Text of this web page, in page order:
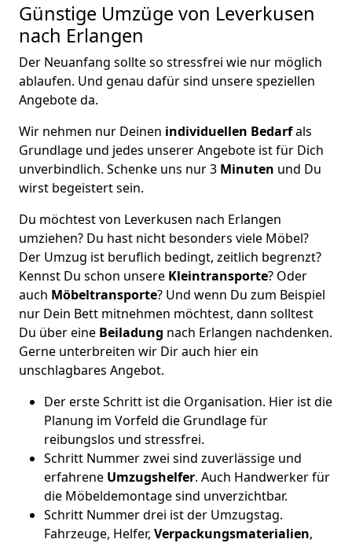
Günstige Umzüge von Leverkusen
nach Erlangen
Der Neuanfang sollte so stressfrei wie nur möglich
ablaufen. Und genau dafür sind unsere speziellen
Angebote da.
Wir nehmen nur Deinen individuellen Bedarfals
Grundlage und jedes unserer Angebote ist für Dich
unverbindlich. Schenke uns nur 3 Minuten und Du
wirst begeistert sein.
Du möchtest von Leverkusen nach Erlangen
umziehen? Du hast nicht besonders viele Möbel?
Der Umzug ist beruflich bedingt, zeitlich begrenzt?
Kennst Du schon unsere Kleintransporte? Oder
auch Möbeltransporte? Und wenn Du zum Beispiel
nur Dein Bett mitnehmen möchtest, dann solltest
Du über eine Beiladung nach Erlangen nachdenken.
Gerne unterbreiten wir Dir auch hier ein
unschlagbares Angebot.
Der erste Schritt ist die Organisation. Hier ist die
Planung im Vorfeld die Grundlage für
reibungslos und stressfrei.
Schritt Nummer zwei sind zuverlässige und
erfahrene Umzugshelfer. Auch Handwerker für
die Möbeldemontage sind unverzichtbar.
Schritt Nummer drei ist der Umzugstag.
Fahrzeuge, Helfer, Verpackungsmaterialien,